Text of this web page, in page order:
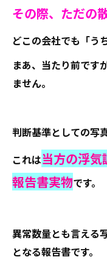
その際、ただの
どこの会社でも「う
まあ、当たり前です
ません。
判断基準としての写
これは当方の浮
報告書実物です。
異常数量とも言える
となる報告書です。